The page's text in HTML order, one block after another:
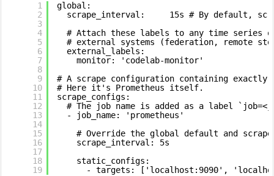
1
2
3
4
5
6
7
8
9
10
11
12
13
14
15
16
17
18
19
global:
scrape_interval:     15s # By default,
# Attach these labels to any time series
# external systems (federation, remote
external_labels:
monitor: 'codelab-monitor'
# A scrape configuration containing exactly
# Here it's Prometheus itself.
scrape_configs:
# The job name is added as a label
- job_name: 'prometheus'
# Override the global default and
scrape_interval: 5s
static_configs:
- targets: ['localhost:9090',